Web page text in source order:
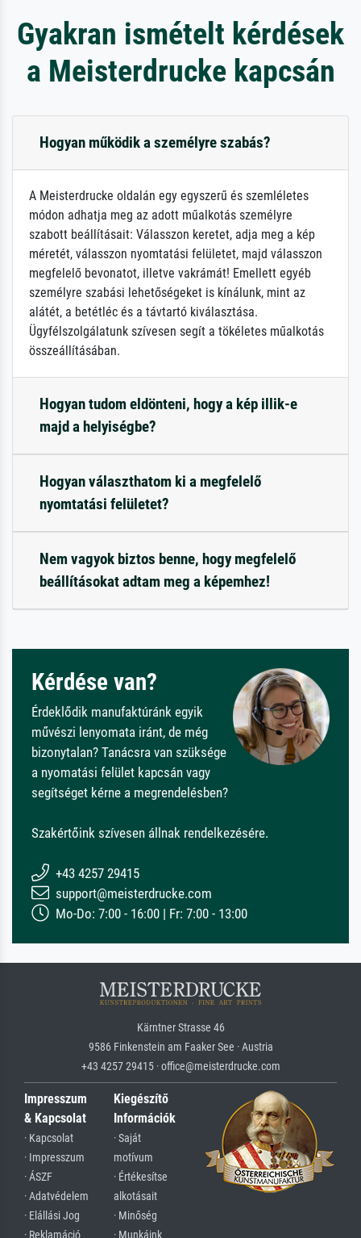
Gyakran ismételt kérdések
a Meisterdrucke kapcsán
Hogyan működik a személyre szabás?
A Meisterdrucke oldalán egy egyszerű és szemléletes
módon adhatja meg az adott műalkotás személyre
szabott beállításait: Válasszon keretet, adja meg a kép
méretét, válasszon nyomtatási felületet, majd válasszon
megfelelő bevonatot, illetve vakrámát! Emellett egyéb
személyre szabási lehetőségeket is kínálunk, mint az
alátét, a betétléc és a távtartó kiválasztása.
Ügyfélszolgálatunk szívesen segít a tökéletes műalkotás
összeállításában.
Hogyan tudom eldönteni, hogy a kép illik-e
majd a helyiségbe?
Hogyan választhatom ki a megfelelő
nyomtatási felületet?
Nem vagyok biztos benne, hogy megfelelő
beállításokat adtam meg a képemhez!
Kérdése van?
Érdeklődik manufaktúránk egyik
művészi lenyomata iránt, de még
bizonytalan? Tanácsra van szüksége
a nyomatási felület kapcsán vagy
segítséget kérne a megrendelésben?
Szakértőink szívesen állnak rendelkezésére.
+43 4257 29415
support@meisterdrucke.com
Mo-Do: 7:00 - 16:00 | Fr: 7:00 - 13:00
Kärntner Strasse 46
9586 Finkenstein am Faaker See · Austria
+43 4257 29415 · office@meisterdrucke.com
Impresszum
& Kapcsolat
· Kapcsolat
· Impresszum
· ÁSZF
· Adatvédelem
· Elállási Jog
· Reklamáció
Kiegészítő
Információk
· Saját
motívum
· Értékesítse
alkotásait
· Minőség
· Munkáink